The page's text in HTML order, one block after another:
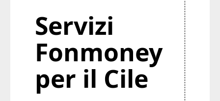
Servizi
Fonmoney
per il Cile